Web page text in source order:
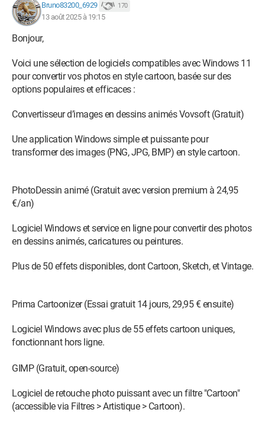
Bruno83200_6929 170
13 août 2025 à 19:15
Bonjour,
Voici une sélection de logiciels compatibles avec Windows 11
pour convertir vos photos en style cartoon, basée sur des
options populaires et efficaces :
Convertisseur d’images en dessins animés Vovsoft (Gratuit)
Une application Windows simple et puissante pour
transformer des images (PNG, JPG, BMP) en style cartoon.
PhotoDessin animé (Gratuit avec version premium à 24,95
€/an)
Logiciel Windows et service en ligne pour convertir des photos
en dessins animés, caricatures ou peintures.
Plus de 50 effets disponibles, dont Cartoon, Sketch, et Vintage.
Prima Cartoonizer (Essai gratuit 14 jours, 29,95 € ensuite)
Logiciel Windows avec plus de 55 effets cartoon uniques,
fonctionnant hors ligne.
GIMP (Gratuit, open-source)
Logiciel de retouche photo puissant avec un filtre "Cartoon"
(accessible via Filtres > Artistique > Cartoon).